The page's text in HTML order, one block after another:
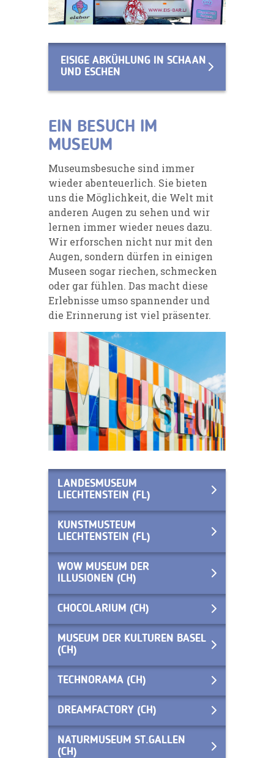
EISIGE ABKÜHLUNG IN SCHAAN
UND ESCHEN
EIN BESUCH IM
MUSEUM
Museumsbesuche sind immer
wieder abenteuerlich. Sie bieten
uns die Möglichkeit, die Welt mit
anderen Augen zu sehen und wir
lernen immer wieder neues dazu.
Wir erforschen nicht nur mit den
Augen, sondern dürfen in einigen
Museen sogar riechen, schmecken
oder gar fühlen. Das macht diese
Erlebnisse umso spannender und
die Erinnerung ist viel präsenter.
LANDESMUSEUM
LIECHTENSTEIN (FL)
KUNSTMUSTEUM
LIECHTENSTEIN (FL)
WOW MUSEUM DER
ILLUSIONEN (CH)
CHOCOLARIUM (CH)
MUSEUM DER KULTUREN BASEL
(CH)
TECHNORAMA (CH)
DREAMFACTORY (CH)
NATURMUSEUM ST.GALLEN
(CH)